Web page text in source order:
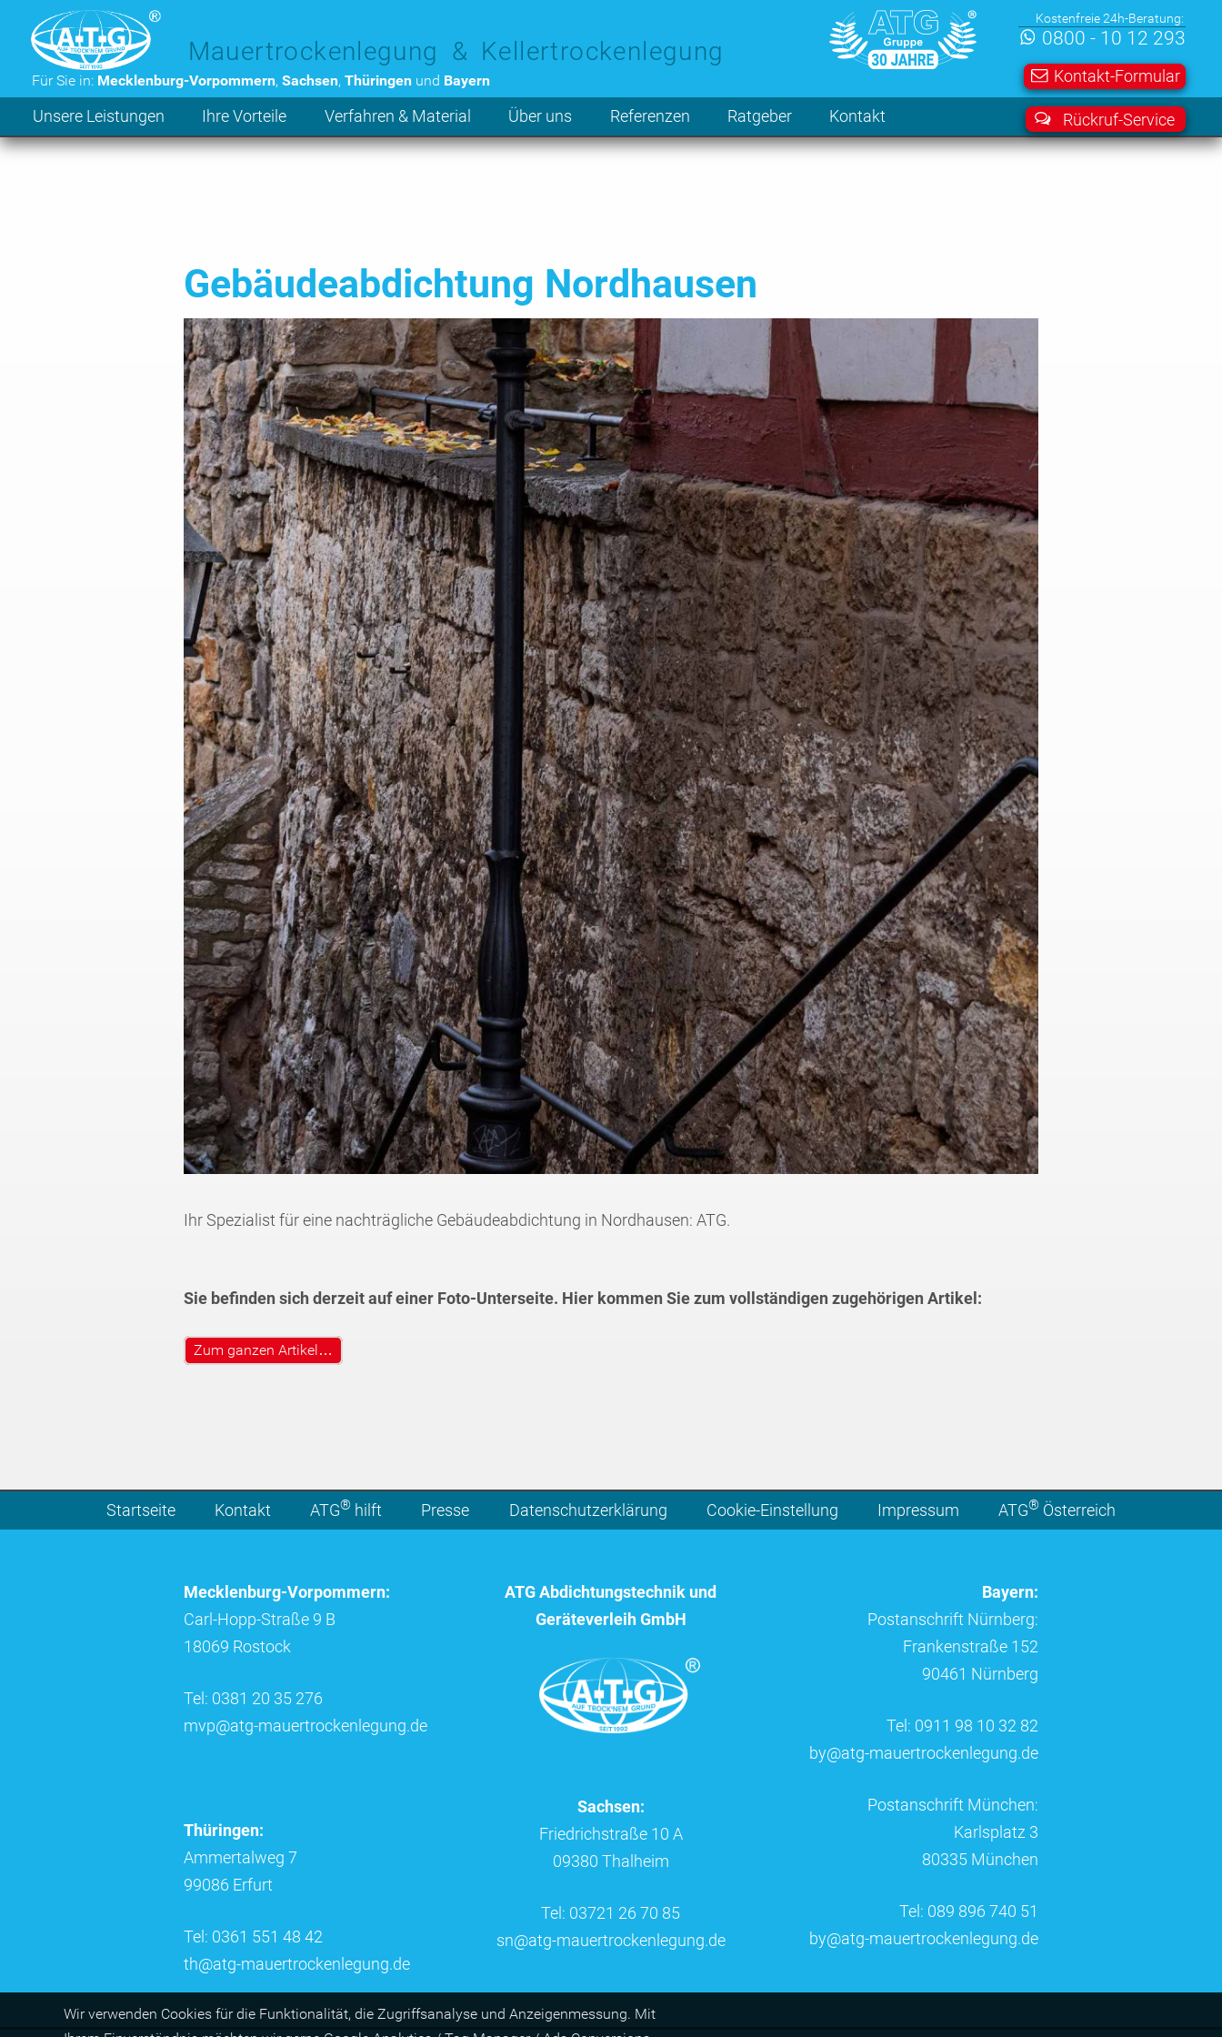
Zum Hauptinhalt der Seite
Mauertrockenlegung & Kellertrockenlegung
Für Sie in: Mecklenburg-Vorpommern, Sachsen, Thüringenund Bayern
Kostenfreie 24h-Beratung:
0800 - 10 12 293
Kontakt-Formular
Unsere Leistungen Ihre Vorteile Verfahren & Material Über uns Referenzen Ratgeber Kontakt Rückruf-Service
Gebäudeabdichtung Nordhausen
Ihr Spezialist für eine nachträgliche Gebäudeabdichtung in Nordhausen: ATG.
Sie befinden sich derzeit auf einer Foto-Unterseite. Hier kommen Sie zum vollständigen zugehörigen Artikel:
Zum ganzen Artikel…
Startseite Kontakt ATG® hilft Presse Datenschutzerklärung Cookie-Einstellung Impressum ATG® Österreich
Mecklenburg-Vorpommern:
Carl-Hopp-Straße 9 B
18069 Rostock
Tel: 0381 20 35 276
mvp@atg-mauertrockenlegung.de
Thüringen:
Ammertalweg 7
99086 Erfurt
Tel: 0361 551 48 42
th@atg-mauertrockenlegung.de
ATG Abdichtungstechnik und
Geräteverleih GmbH
Sachsen:
Friedrichstraße 10 A
09380 Thalheim
Tel: 03721 26 70 85
sn@atg-mauertrockenlegung.de
Bayern:
Postanschrift Nürnberg:
Frankenstraße 152
90461 Nürnberg
Tel: 0911 98 10 32 82
by@atg-mauertrockenlegung.de
Postanschrift München:
Karlsplatz 3
80335 München
Tel: 089 896 740 51
by@atg-mauertrockenlegung.de
Wir ver­wen­den Cookies für die Funktio­na­lität, die Zugriffs­ana­lyse und Anzei­gen­mes­sung. Mit